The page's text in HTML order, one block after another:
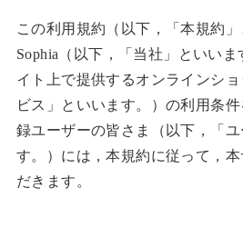
この利用規約（以下，「本規約」
Sophia（以下，「当社」といい
イト上で提供するオンラインシ
ビス」といいます。）の利用条
録ユーザーの皆さま（以下，「ユ
す。）には，本規約に従って，
だきます。